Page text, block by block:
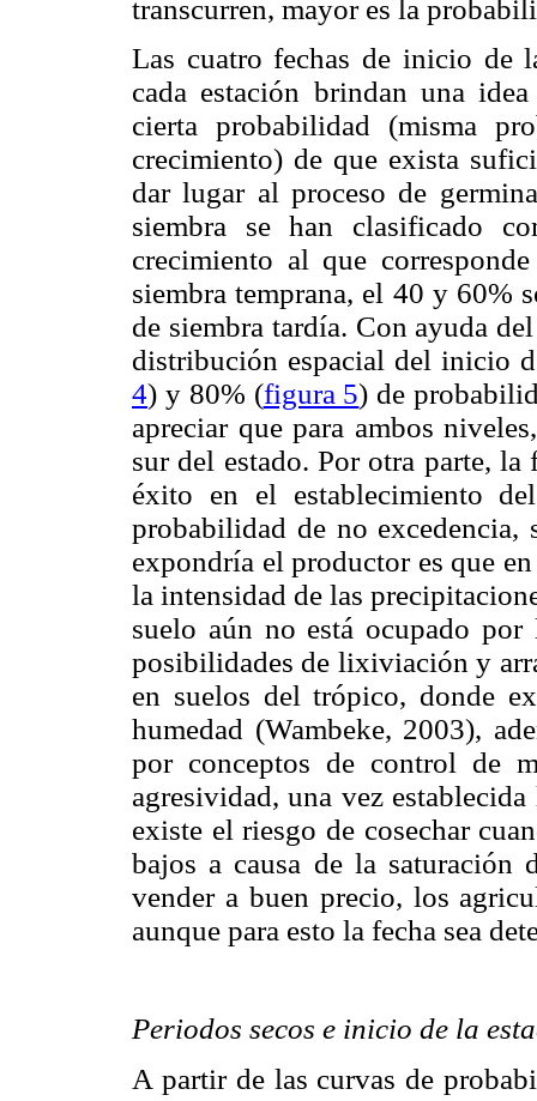
transcurren, mayor es la
Las cuatro fechas de inicio de
cada estación brindan una
cierta probabilidad (misma
crecimiento) de que exista
dar lugar al proceso de
siembra se han clasificado
crecimiento al que
siembra temprana, el 40 y 60%
de siembra tardía. Con ayuda
distribución espacial del inicio
4) y 80% (figura 5) de
apreciar que para ambos
sur del estado. Por otra parte, la
éxito en el establecimiento
probabilidad de no excedencia,
expondría el productor es que
la intensidad de las
suelo aún no está ocupado por
posibilidades de lixiviación y
en suelos del trópico, donde
humedad (Wambeke, 2003),
por conceptos de control de
agresividad, una vez
existe el riesgo de cosechar
bajos a causa de la saturación
vender a buen precio, los
aunque para esto la fecha sea
Periodos secos e inicio de la
A partir de las curvas de